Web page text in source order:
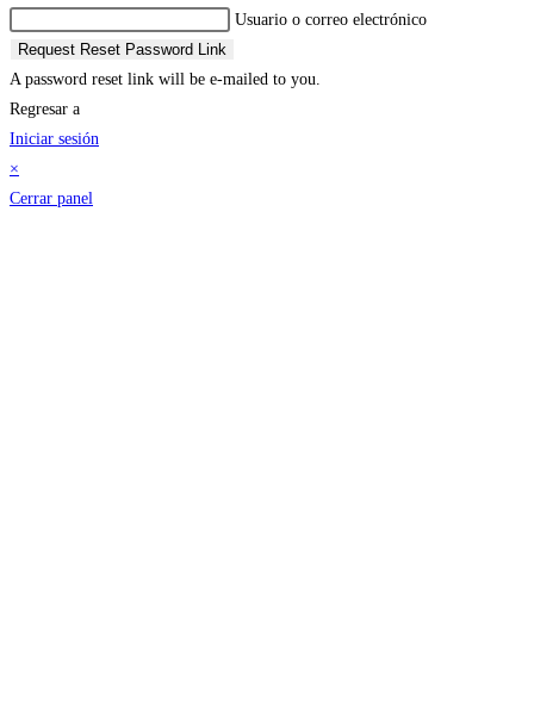
Usuario o correo electrónico
Request Reset Password Link
A password reset link will be e-mailed to you.
Regresar a
Iniciar sesión
×
Cerrar panel